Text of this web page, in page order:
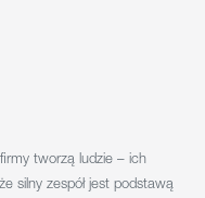
tworzą ludzie – ich
silny zespół jest podstawą